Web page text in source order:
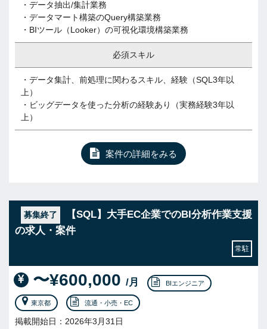
・データ抽出/集計業務
・データマート構築のQuery構築業務
・BIツール（Looker）の可視化環境構築業務
必須スキル
・データ集計、前処理に関わるスキル、経験（SQL3年以
上）
・ビッグデータを使った分析の経験あり（実務経験3年以
上）
案件の詳細をみる
募集終了
【SQL】大手EC企業でのBI分析作業支援
の求人・案件
常駐
〜¥600,000 /月 BIエンジニア
東京都 流通・小売・EC
掲載開始日：2026年3月31日